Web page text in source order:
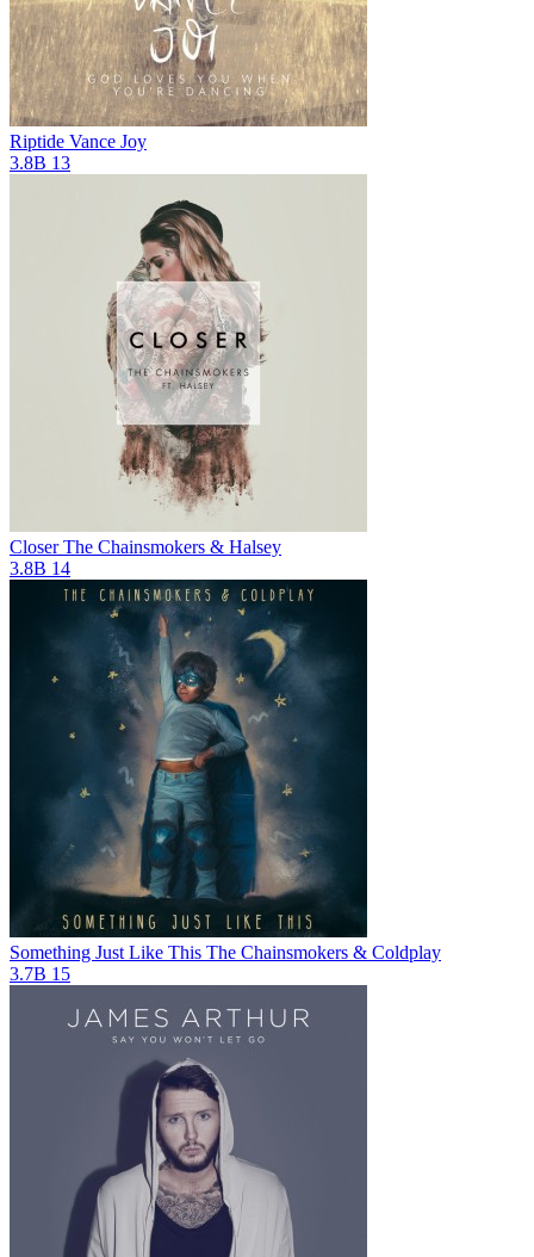
Riptide Vance Joy
3.8B 13
Closer The Chainsmokers & Halsey
3.8B 14
Something Just Like This The Chainsmokers & Coldplay
3.7B 15